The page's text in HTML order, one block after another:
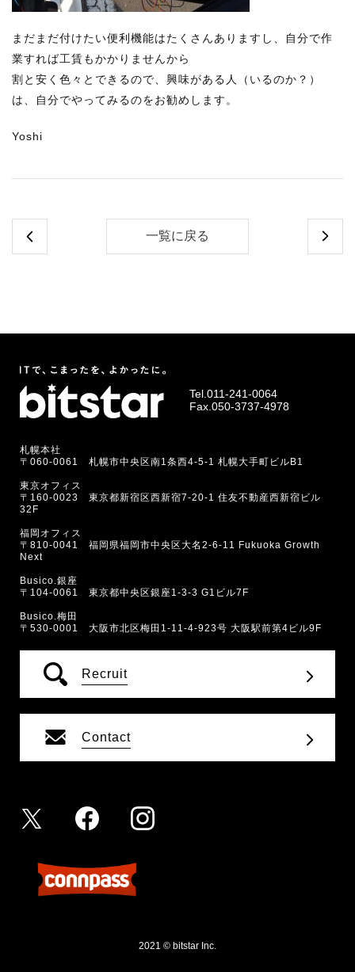
まだまだ付けたい便利機能はたくさんありますし、自分で作
業すれば工賃もかかりませんから
割と安く色々とできるので、興味がある人（いるのか？）
は、自分でやってみるのをお勧めします。
Yoshi
一覧に戻る
Tel. 011-241-0064
Fax.050-3737-4978
札幌本社
〒060-0061 札幌市中央区南1条西4-5-1 札幌大手町ビルB1
東京オフィス
〒160-0023 東京都新宿区西新宿7-20-1 住友不動産西新宿ビル
32F
福岡オフィス
〒810-0041 福岡県福岡市中央区大名2-6-11 Fukuoka Growth
Next
Busico.銀座
〒104-0061 東京都中央区銀座1-3-3 G1ビル7F
Busico.梅田
〒530-0001 大阪市北区梅田1-11-4-923号 大阪駅前第4ビル9F
Recruit
Contact
2021 © bitstar Inc.